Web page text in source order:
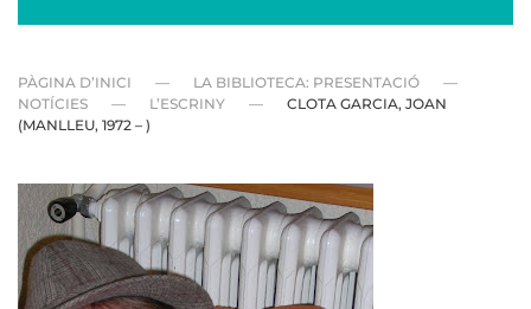
PÀGINA D’INICI
LA BIBLIOTECA: PRESENTACIÓ
NOTÍCIES
L’ESCRINY
CLOTA GARCIA, JOAN
(MANLLEU, 1972 – )